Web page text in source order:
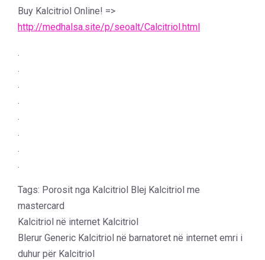
Buy Kalcitriol Online! =>
http://medhalsa.site/p/seoalt/Calcitriol.html
.
.
.
.
.
.
.
.
Tags: Porosit nga Kalcitriol Blej Kalcitriol me
mastercard
Kalcitriol në internet Kalcitriol
Blerur Generic Kalcitriol në barnatoret në internet emri i
duhur për Kalcitriol